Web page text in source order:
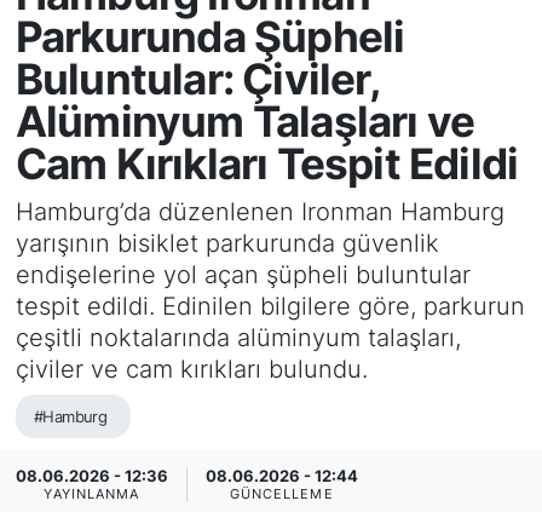
Parkurunda Şüpheli
Buluntular: Çiviler,
Alüminyum Talaşları ve
Cam Kırıkları Tespit Edildi
Hamburg’da düzenlenen Ironman Hamburg
yarışının bisiklet parkurunda güvenlik
endişelerine yol açan şüpheli buluntular
tespit edildi. Edinilen bilgilere göre, parkurun
çeşitli noktalarında alüminyum talaşları,
çiviler ve cam kırıkları bulundu.
#Hamburg
08.06.2026 - 12:36
YAYINLANMA
08.06.2026 - 12:44
GÜNCELLEME
SPOR
DEUTSCH
EKONOMİ
SİYASET
SAĞLIK
Tüm Manşetler
Son Dakika Haberleri
Haber Arşivi